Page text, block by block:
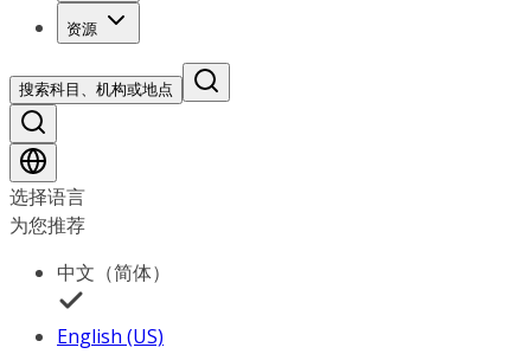
资源
搜索科目、机构或地点
选择语言
为您推荐
中文（简体）
English (US)